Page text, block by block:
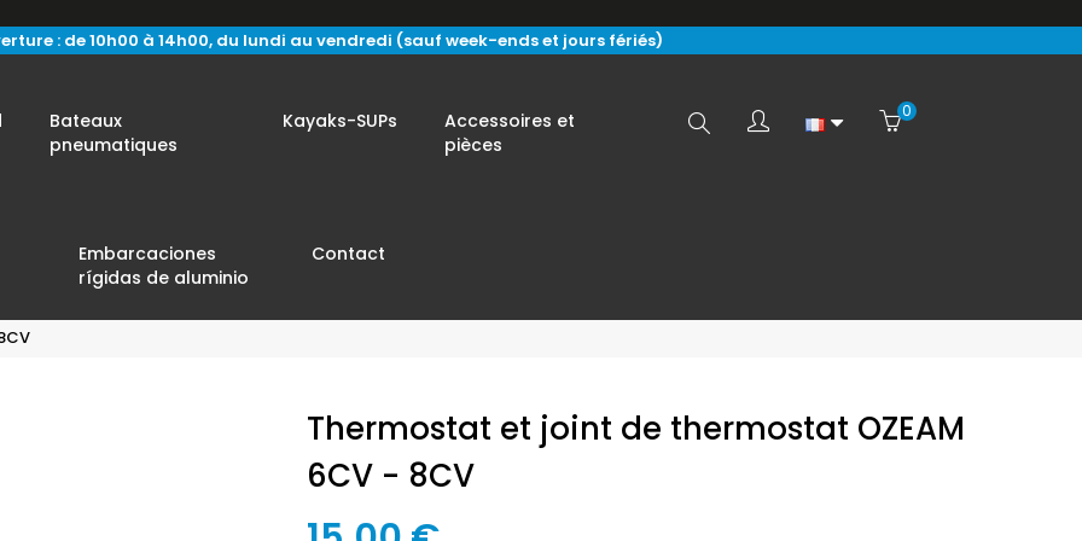
: de 10h00 à 14h00, du lundi au vendredi (sauf week-ends et jours fériés)
Bateaux
pneumatiques
Kayaks-SUPs
Accessoires et
pièces
Embarcaciones
rígidas de aluminio
Contact
Search 0
Thermostat et joint de thermostat OZEAM
6CV - 8CV